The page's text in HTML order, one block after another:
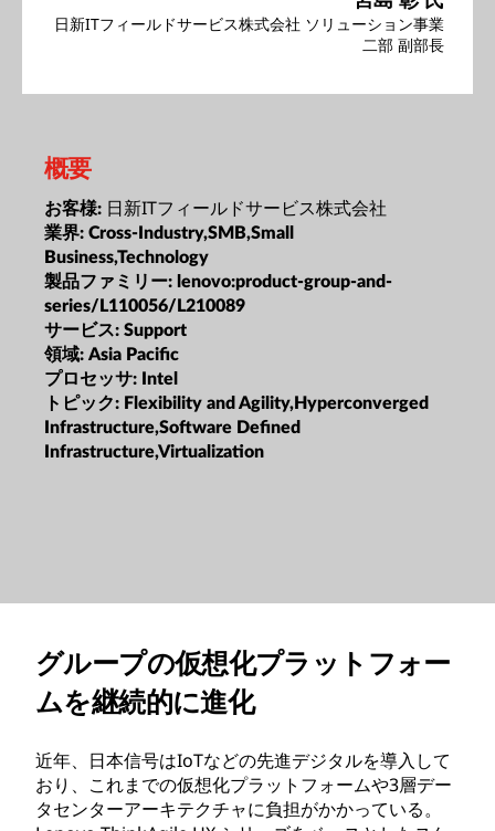
日新ITフィールドサービス株式会社 ソリューション事業
二部 副部長
概要
お客様: 日新ITフィールドサービス株式会社
業界: Cross-Industry,SMB,Small
Business,Technology
製品ファミリー: lenovo:product-group-and-
series/L110056/L210089
サービス: Support
領域: Asia Pacific
プロセッサ: Intel
トピック: Flexibility and Agility,Hyperconverged
Infrastructure,Software Defined
Infrastructure,Virtualization
グループの仮想化プラットフォー
ムを継続的に進化
近年、日本信号はIoTなどの先進デジタルを導入して
おり、これまでの仮想化プラットフォームや3層デー
タセンターアーキテクチャに負担がかかっている。